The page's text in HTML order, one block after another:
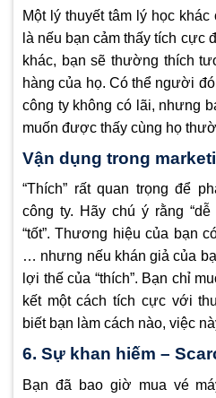
Một lý thuyết tâm lý học khác
là nếu bạn cảm thấy tích cực
khác, bạn sẽ thường thích
hàng của họ. Có thể người
công ty không có lãi, nhưng
muốn được thấy cùng họ
Vận dụng trong
“Thích” rất quan trọng để
công ty. Hãy chú ý rằng
“tốt”. Thương hiệu của bạn
… nhưng nếu khán giả của
lợi thế của “thích”. Bạn chỉ
kết một cách tích cực với
biết bạn làm cách nào, việc
6. Sự khan hiếm –
Bạn đã bao giờ mua vé